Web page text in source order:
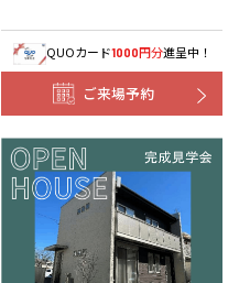
QUOカード1000円分進呈中！
ご来場予約